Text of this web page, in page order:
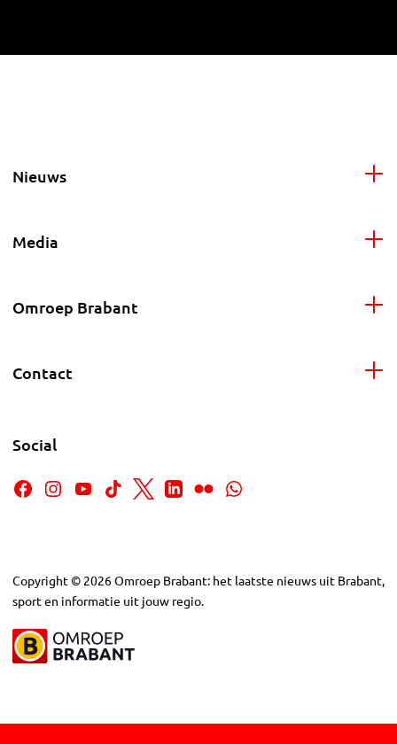
Nieuws
Media
Omroep Brabant
Contact
Social
Copyright © 2026Omroep Brabant: het laatste nieuws uit Brabant,
sport en informatie uit jouw regio.